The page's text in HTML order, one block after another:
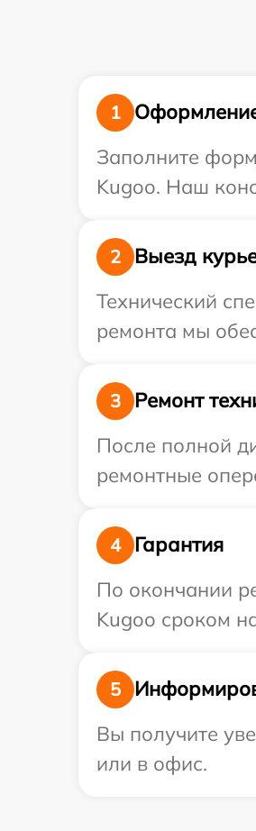
1
Заполните
Kugoo. Наш
2
Выезд
Технический
ремонта мы
3
Ремонт
После полной
ремонтные
4
Гарантия
По окончании
Kugoo сроком
5
Вы получите
или в офис.